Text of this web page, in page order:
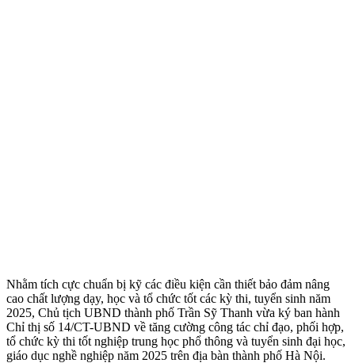
Nhằm tích cực chuẩn bị kỹ các điều kiện cần thiết bảo đảm nâng
cao chất lượng dạy, học và tổ chức tốt các kỳ thi, tuyển sinh năm
2025, Chủ tịch UBND thành phố Trần Sỹ Thanh vừa ký ban hành
Chỉ thị số 14/CT-UBND về tăng cường công tác chỉ đạo, phối hợp,
tổ chức kỳ thi tốt nghiệp trung học phổ thông và tuyển sinh đại học,
giáo dục nghề nghiệp năm 2025 trên địa bàn thành phố Hà Nội.